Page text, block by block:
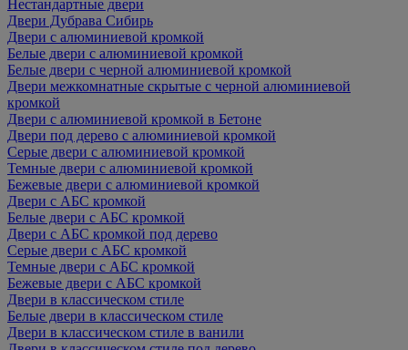
Нестандартные двери
Двери Дубрава Сибирь
Двери с алюминиевой кромкой
Белые двери с алюминиевой кромкой
Белые двери с черной алюминиевой кромкой
Двери межкомнатные скрытые с черной алюминиевой
кромкой
Двери с алюминиевой кромкой в Бетоне
Двери под дерево с алюминиевой кромкой
Серые двери с алюминиевой кромкой
Темные двери с алюминиевой кромкой
Бежевые двери с алюминиевой кромкой
Двери с АБС кромкой
Белые двери с АБС кромкой
Двери с АБС кромкой под дерево
Серые двери с АБС кромкой
Темные двери с АБС кромкой
Бежевые двери с АБС кромкой
Двери в классическом стиле
Белые двери в классическом стиле
Двери в классическом стиле в ванили